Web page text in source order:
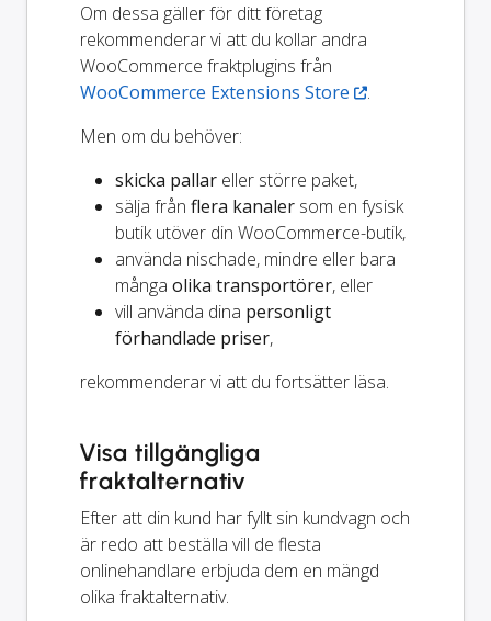
Om dessa gäller för ditt företag
rekommenderar vi att du kollar andra
WooCommerce fraktplugins från
WooCommerce Extensions Store
.
Men om du behöver:
skicka pallar eller större paket,
sälja från flera kanaler som en fysisk
butik utöver din WooCommerce-butik,
använda nischade, mindre eller bara
många olika transportörer, eller
vill använda dina personligt
förhandlade priser,
rekommenderar vi att du fortsätter läsa.
Visa tillgängliga
fraktalternativ
Efter att din kund har fyllt sin kundvagn och
är redo att beställa vill de flesta
onlinehandlare erbjuda dem en mängd
olika fraktalternativ.